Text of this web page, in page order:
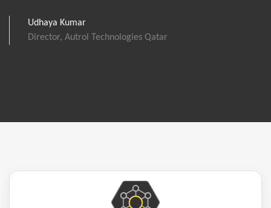
Udhaya Kumar
Director, Autrol Technologies Qatar